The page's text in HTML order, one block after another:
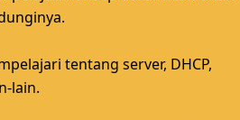
tentang server, DHCP,
lain.